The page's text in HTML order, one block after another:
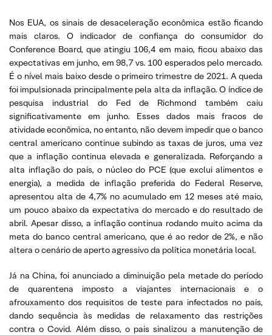
Nos EUA, os sinais de desaceleração econômica estão ficando
mais claros. O indicador de confiança do consumidor do
Conference Board, que atingiu 106,4 em maio, ficou abaixo das
expectativas em junho, em 98,7 vs. 100 esperados pelo mercado.
É o nível mais baixo desde o primeiro trimestre de 2021. A queda
foi impulsionada principalmente pela alta da inflação. O índice de
pesquisa industrial do Fed de Richmond também caiu
significativamente em junho. Esses dados mais fracos de
atividade econômica, no entanto, não devem impedir que o banco
central americano continue subindo as taxas de juros, uma vez
que a inflação continua elevada e generalizada. Reforçando a
alta inflação do país, o núcleo do PCE (que exclui alimentos e
energia), a medida de inflação preferida do Federal Reserve,
apresentou alta de 4,7% no acumulado em 12 meses até maio,
um pouco abaixo da expectativa do mercado e do resultado de
abril. Apesar disso, a inflação continua rodando muito acima da
meta do banco central americano, que é ao redor de 2%, e não
altera o cenário de aperto agressivo da política monetária local.
Já na China, foi anunciado a diminuição pela metade do período
de quarentena imposto a viajantes internacionais e o
afrouxamento dos requisitos de teste para infectados no país,
dando sequência às medidas de relaxamento das restrições
contra o Covid. Além disso, o país sinalizou a manutenção de